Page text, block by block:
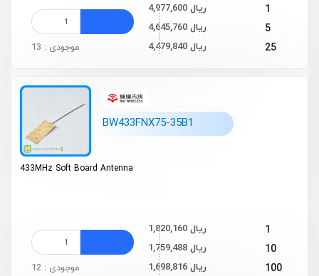
1 4,977,600 ریال
5 4,645,760 ریال
25 4,479,840 ریال موجودی : 13
BW433FNX75-35B1
433MHz Soft Board Antenna
1 1,820,160 ریال
10 1,759,488 ریال
100 1,698,816 ریال موجودی : 12